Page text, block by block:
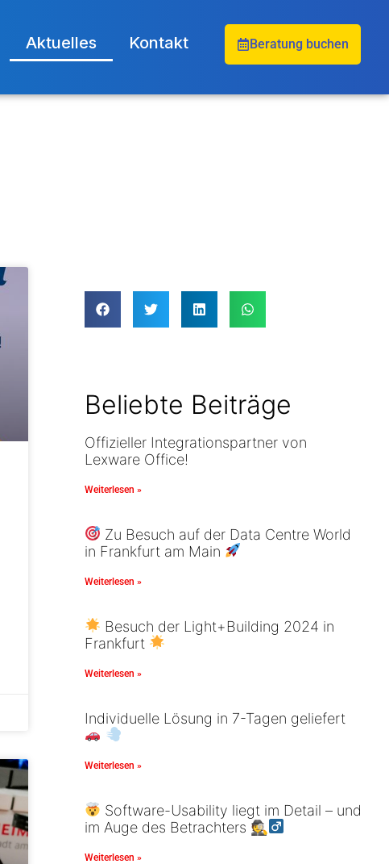
Aktuelles Kontakt Beratung buchen
Beliebte Beiträge
Offizieller Integrationspartner von
Lexware Office!
Weiterlesen »
Zu Besuch auf der Data Centre World
in Frankfurt am Main
Weiterlesen »
Besuch der Light+Building 2024 in
Frankfurt
Weiterlesen »
Individuelle Lösung in 7-Tagen geliefert
Weiterlesen »
Software-Usability liegt im Detail – und
im Auge des Betrachters 🕵‍
Weiterlesen »